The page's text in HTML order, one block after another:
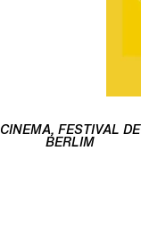
CINEMA, FESTIVAL DE
BERLIM